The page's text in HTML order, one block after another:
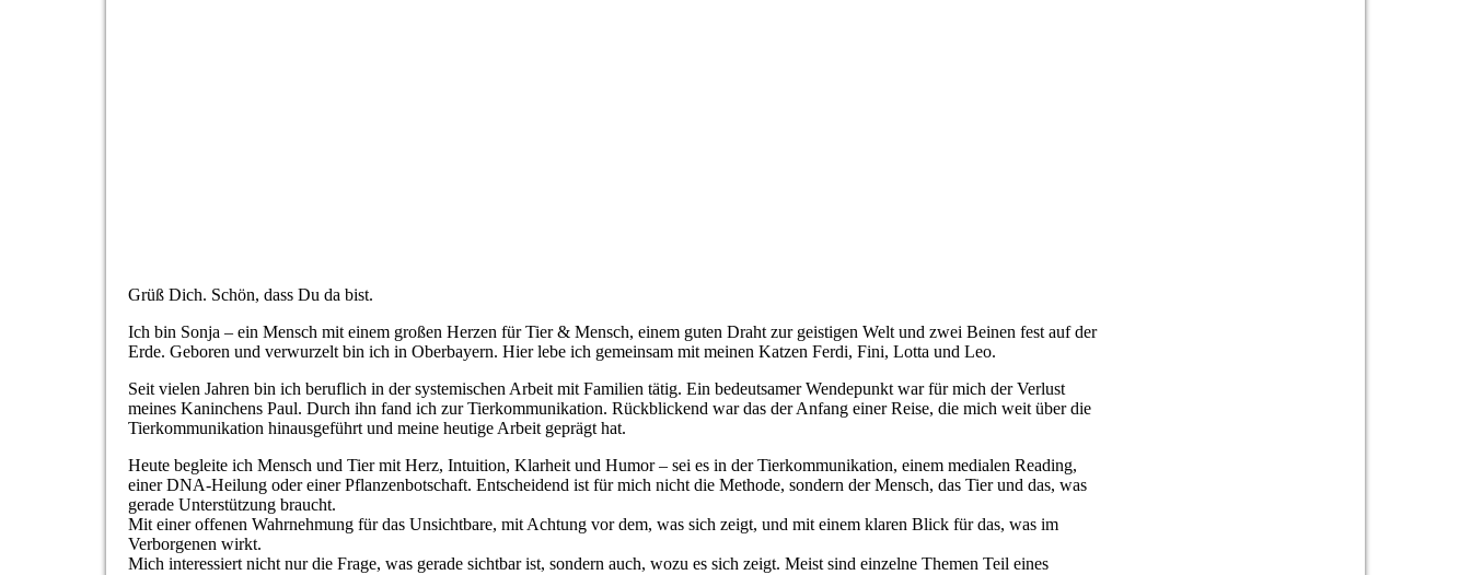
Grüß Dich. Schön, dass Du da bist.
Ich bin Sonja – ein Mensch mit einem großen Herzen für Tier & Mensch, einem guten Draht zur geistigen Welt und zwei Beinen fest auf der
Erde. Geboren und verwurzelt bin ich in Oberbayern. Hier lebe ich gemeinsam mit meinen Katzen Ferdi, Fini, Lotta und Leo.
Seit vielen Jahren bin ich beruflich in der systemischen Arbeit mit Familien tätig. Ein bedeutsamer Wendepunkt war für mich der Verlust
meines Kaninchens Paul. Durch ihn fand ich zur Tierkommunikation. Rückblickend war das der Anfang einer Reise, die mich weit über die
Tierkommunikation hinausgeführt und meine heutige Arbeit geprägt hat.
Heute begleite ich Mensch und Tier mit Herz, Intuition, Klarheit und Humor – sei es in der Tierkommunikation, einem medialen Reading,
einer DNA-Heilung oder einer Pflanzenbotschaft. Entscheidend ist für mich nicht die Methode, sondern der Mensch, das Tier und das, was
gerade Unterstützung braucht.
Mit einer offenen Wahrnehmung für das Unsichtbare, mit Achtung vor dem, was sich zeigt, und mit einem klaren Blick für das, was im
Verborgenen wirkt.
Mich interessiert nicht nur die Frage, was gerade sichtbar ist, sondern auch, wozu es sich zeigt. Meist sind einzelne Themen Teil eines